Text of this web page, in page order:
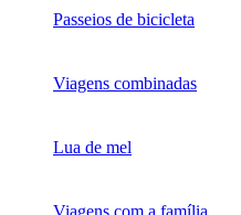
Passeios de bicicleta
Viagens combinadas
Lua de mel
Viagens com a família